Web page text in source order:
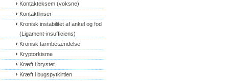
Kontakteksem (voksne)
Kontaktlinser
Kronisk instabilitet af ankel og fod
(Ligament-insufficiens)
Kronisk tarmbetændelse
Kryptorkisme
Kræft i brystet
Kræft i bugspytkirtlen